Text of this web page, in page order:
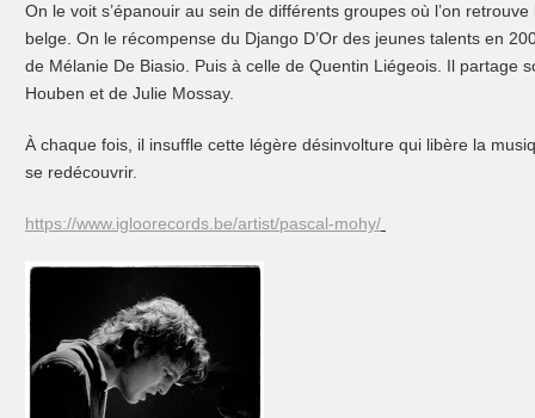
On le voit s’épanouir au sein de différents groupes où l’on
belge. On le récompense du Django D’Or des jeunes talents en
de Mélanie De Biasio. Puis à celle de Quentin Liégeois. Il partage
Houben et de Julie Mossay.
À chaque fois, il insuffle cette légère désinvolture qui libère la
se redécouvrir.
https://www.igloorecords.be/artist/pascal-mohy/